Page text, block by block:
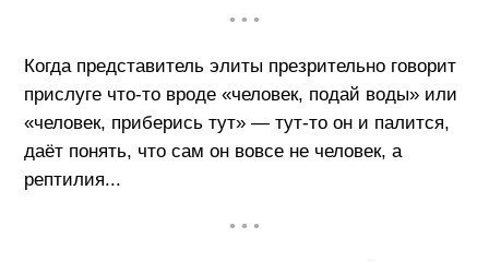
• • •
Когда представитель элиты презрительно говорит
прислуге что-то вроде «человек, подай воды» или
«человек, приберись тут» — тут-то он и палится,
даёт понять, что сам он вовсе не человек, а
рептилия...
• • •